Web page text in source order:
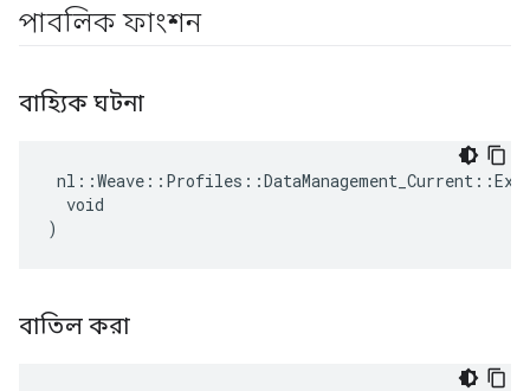
পাবলিক ফাংশন
বাহ্যিক ঘটনা
  void
)
বাতিল করা